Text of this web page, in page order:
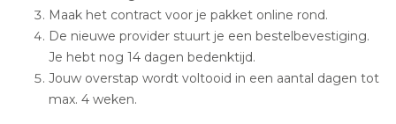
Maak het contract voor je pakket online rond.
De nieuwe provider stuurt je een bestelbevestiging.
Je hebt nog 14 dagen bedenktijd.
Jouw overstap wordt voltooid in een aantal dagen tot
max. 4 weken.